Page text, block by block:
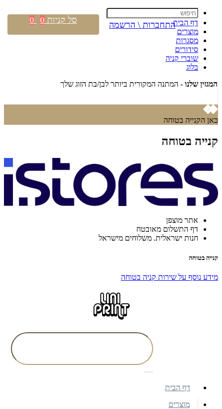
דף הבית
מוצרים
מסגרות
סידורים
שוברי קניה
בלוג
המגזין שלנו - המתנה המקורית ביותר לבן/בת הזוג שלך
כאן הקנייה בטוחה
קנייה בטוחה
אתר מוצפן
דף התשלום מאובטח
חנות ישראלית. משלוחים מישראל
קנייה בטוחה
מידע נוסף על שירות קניה בטוחה
התחברות \ הרשמה סל קניות 0
0
דף הבית
מוצרים